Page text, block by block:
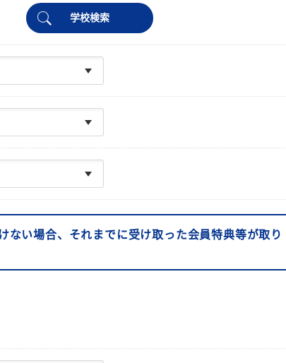
学校検索
ない場合、それまでに受け取った会員特典等が取り